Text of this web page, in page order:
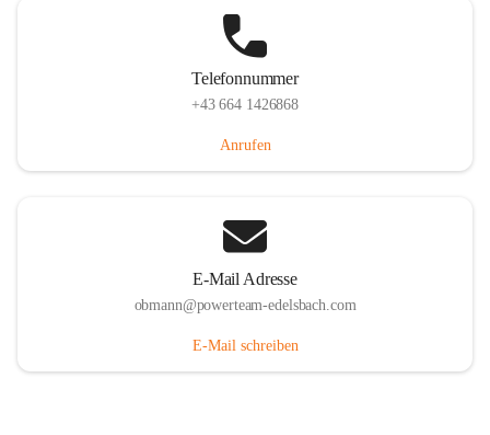
Telefonnummer
+43 664 1426868
Anrufen
E-Mail Adresse
obmann@powerteam-edelsbach.com
E-Mail schreiben